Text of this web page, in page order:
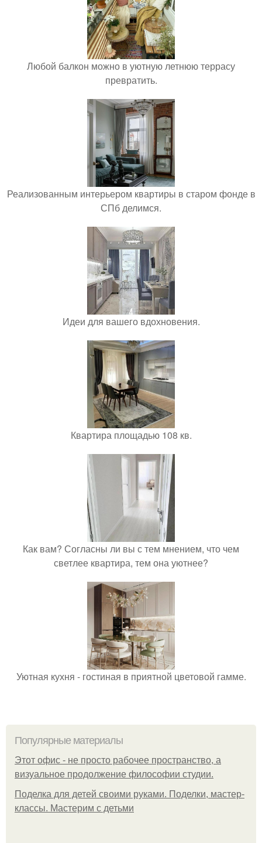
Любой балкон можно в уютную летнюю террасу
превратить.
Реализованным интерьером квартиры в старом фонде в
СПб делимся.
Идеи для вашего вдохновения.
Квартира площадью 108 кв.
Как вам? Согласны ли вы с тем мнением, что чем
светлее квартира, тем она уютнее?
Уютная кухня - гостиная в приятной цветовой гамме.
Популярные материалы
Этот офис - не просто рабочее пространство, а
визуальное продолжение философии студии.
Поделка для детей своими руками. Поделки, мастер-
классы. Мастерим с детьми